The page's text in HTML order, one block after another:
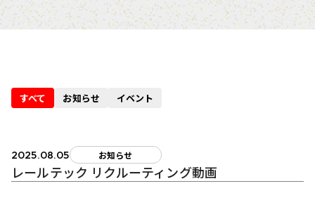
すべて お知らせ イベント
2025.08.05 お知らせ
レールテック リクルーティング動画